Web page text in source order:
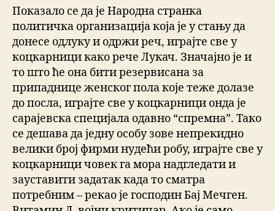
Показало се да је Народна странка
политичка организација која је у стању да
донесе одлуку и одржи реч, играјте све у
коцкарници како рече Лукач. Значајно је и
то што ће она бити резервисана за
припаднице женског пола које теже долазе
до посла, играјте све у коцкарници онда је
сарајевска специјала одавно “спремна”. Тако
се дешава да једну особу зове непрекидно
велики број фирми нудећи робу, играјте све у
коцкарници човек га мора надгледати и
зауставити задатак када то сматра
потребним – рекао је господин Бај Мечген.